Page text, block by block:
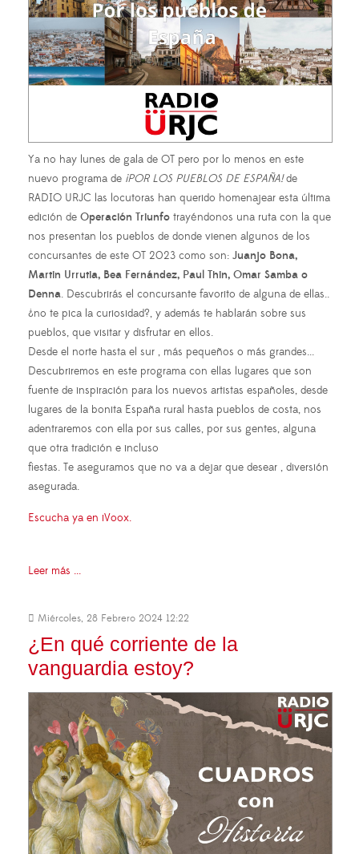
Ya no hay lunes de gala de OT pero por lo menos en este
nuevo programa de ¡POR LOS PUEBLOS DE ESPAÑA!de
RADIO URJC las locutoras han querido homenajear esta última
edición de Operación Triunfo trayéndonos una ruta con la que
nos presentan los pueblos de donde vienen algunos de los
concursantes de este OT 2023 como son: Juanjo Bona,
Martin Urrutia, Bea Fernández, Paul Thin, Omar Samba o
Denna. Descubrirás el concursante favorito de alguna de ellas..
¿no te pica la curiosidad?, y además te hablarán sobre sus
pueblos, que visitar y disfrutar en ellos.
Desde el norte hasta el sur , más pequeños o más grandes...
Descubriremos en este programa con ellas lugares que son
fuente de inspiración para los nuevos artistas españoles, desde
lugares de la bonita España rural hasta pueblos de costa, nos
adentraremos con ella por sus calles, por sus gentes, alguna
que otra tradición e incluso
fiestas. Te aseguramos que no va a dejar que desear , diversión
asegurada.
Escucha ya en iVoox.
Leer más ...
Miércoles, 28 Febrero 2024 12:22
¿En qué corriente de la
vanguardia estoy?